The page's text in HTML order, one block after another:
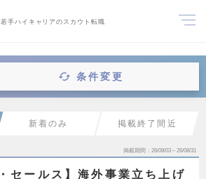
若手ハイキャリアのスカウト転職
条件変更
新着のみ 掲載終了間近
掲載期間 26/08/03～26/08/31
セールス】海外事業立ち上げ